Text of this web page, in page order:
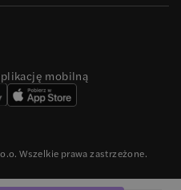
mobilną
Wszelkie prawa zastrzeżone.